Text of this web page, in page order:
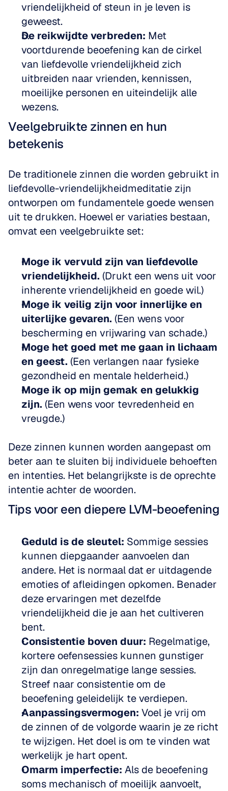
vriendelijkheid of steun in je leven is
geweest.
De reikwijdte verbreden: Met
voortdurende beoefening kan de cirkel
van liefdevolle vriendelijkheid zich
uitbreiden naar vrienden, kennissen,
moeilijke personen en uiteindelijk alle
wezens.
Veelgebruikte zinnen en hun
betekenis
De traditionele zinnen die worden gebruikt in
liefdevolle-vriendelijkheidmeditatie zijn
ontworpen om fundamentele goede wensen
uit te drukken. Hoewel er variaties bestaan,
omvat een veelgebruikte set:
Moge ik vervuld zijn van liefdevolle
vriendelijkheid. (Drukt een wens uit voor
inherente vriendelijkheid en goede wil.)
Moge ik veilig zijn voor innerlijke en
uiterlijke gevaren. (Een wens voor
bescherming en vrijwaring van schade.)
Moge het goed met me gaan in lichaam
en geest. (Een verlangen naar fysieke
gezondheid en mentale helderheid.)
Moge ik op mijn gemak en gelukkig
zijn. (Een wens voor tevredenheid en
vreugde.)
Deze zinnen kunnen worden aangepast om
beter aan te sluiten bij individuele behoeften
en intenties. Het belangrijkste is de oprechte
intentie achter de woorden.
Tips voor een diepere LVM-beoefening
Geduld is de sleutel: Sommige sessies
kunnen diepgaander aanvoelen dan
andere. Het is normaal dat er uitdagende
emoties of afleidingen opkomen. Benader
deze ervaringen met dezelfde
vriendelijkheid die je aan het cultiveren
bent.
Consistentie boven duur: Regelmatige,
kortere oefensessies kunnen gunstiger
zijn dan onregelmatige lange sessies.
Streef naar consistentie om de
beoefening geleidelijk te verdiepen.
Aanpassingsvermogen: Voel je vrij om
de zinnen of de volgorde waarin je ze richt
te wijzigen. Het doel is om te vinden wat
werkelijk je hart opent.
Omarm imperfectie: Als de beoefening
soms mechanisch of moeilijk aanvoelt,